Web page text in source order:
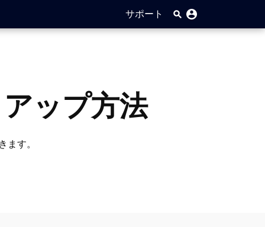
サポート
ップ方法
ます。